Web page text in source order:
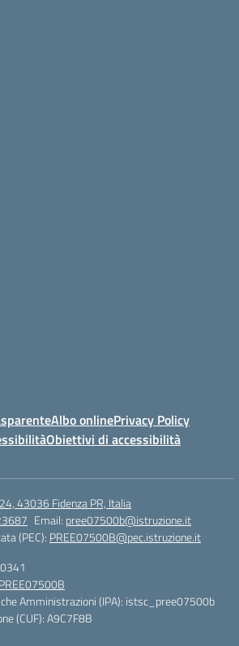
Albo onlinePrivacy Policy
Obiettivi di accessibilità
43036 Fidenza PR, Italia
Email: pree07500b@istruzione.it
(PEC): PREE07500B@pec.istruzione.it
PREE07500B
Amministrazioni (IPA): istsc_pree07500b
(CUF): A9C7F8B